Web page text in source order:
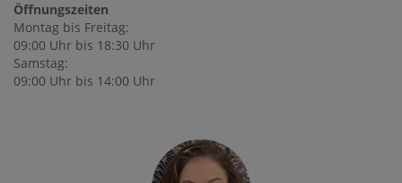
Öffnungszeiten
Montag bis Freitag:
09:00 Uhr bis 18:30 Uhr
Samstag:
09:00 Uhr bis 14:00 Uhr